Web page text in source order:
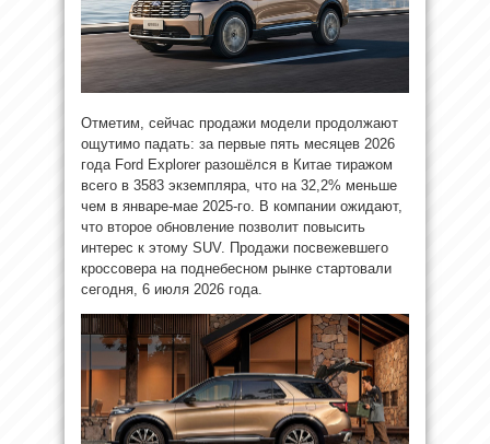
Отметим, сейчас продажи модели продолжают
ощутимо падать: за первые пять месяцев 2026
года Ford Explorer разошёлся в Китае тиражом
всего в 3583 экземпляра, что на 32,2% меньше
чем в январе-мае 2025-го. В компании ожидают,
что второе обновление позволит повысить
интерес к этому SUV. Продажи посвежевшего
кроссовера на поднебесном рынке стартовали
сегодня, 6 июля 2026 года.